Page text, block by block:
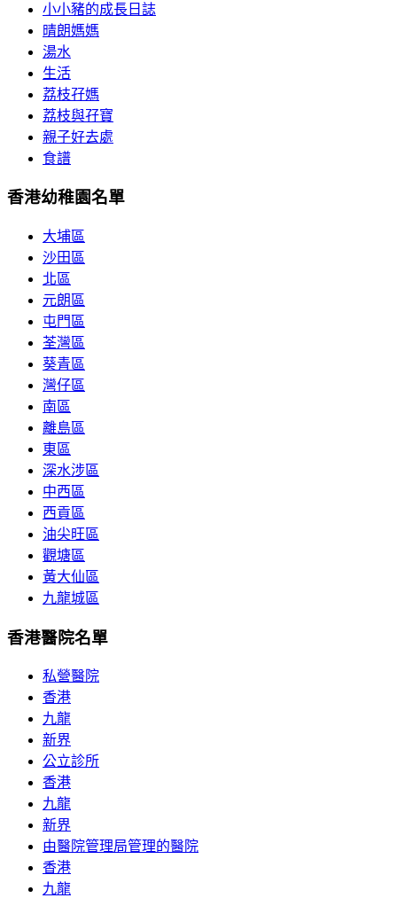
小小豬的成長日誌
晴朗媽媽
湯水
生活
荔枝孖媽
荔枝與孖寶
親子好去處
食譜
香港幼稚園名單
大埔區
沙田區
北區
元朗區
屯門區
荃灣區
葵青區
灣仔區
南區
離島區
東區
深水涉區
中西區
西貢區
油尖旺區
觀塘區
黃大仙區
九龍城區
香港醫院名單
私營醫院
香港
九龍
新界
公立診所
香港
九龍
新界
由醫院管理局管理的醫院
香港
九龍